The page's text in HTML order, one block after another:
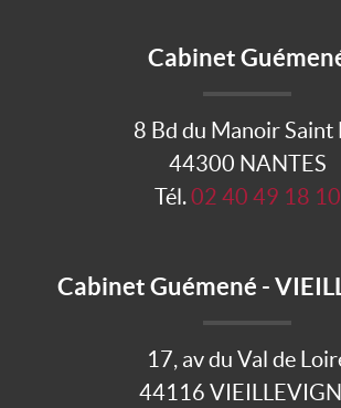
Cabinet
8 Bd du Manoir Saint
44300 NANTES
Tél.02 40 49 18 10
Cabinet Guémené -
17, av du Val de
44116